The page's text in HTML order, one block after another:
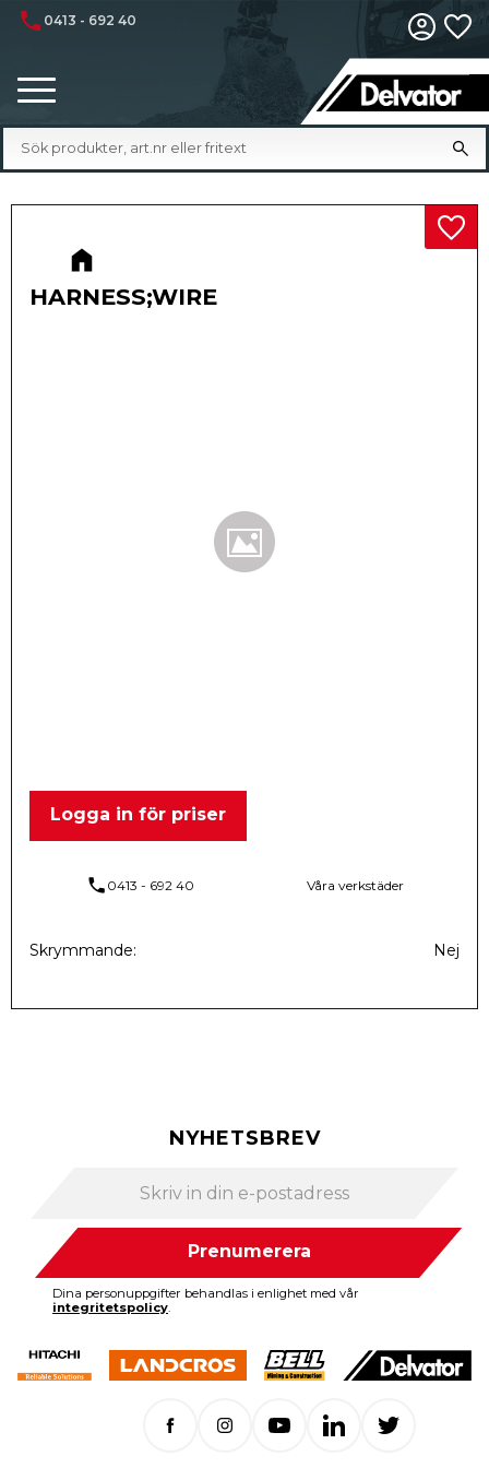
phone 0413 - 692 40
HARNESS;WIRE
Logga in för priser
phone 0413 - 692 40 Våra verkstäder
Skrymmande Nej
NYHETSBREV
Prenumerera
Dina personuppgifter behandlas i enlighet med vår
integritetspolicy.